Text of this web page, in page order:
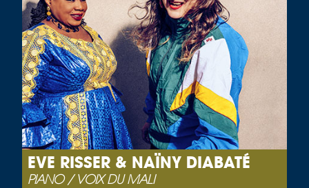
EVE RISSER & NAÏNY DIABATÉ
PIANO / VOIX DU MALI